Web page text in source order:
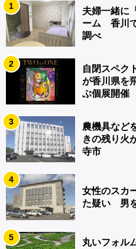
1
夫婦一緒に
ーム 香川
調べ
2
自閉スペク
が香川県を
ぶ個展開催
3
農機具など
きの残り火
寺市
4
女性のスカ
た疑い 男
5
丸いフォル